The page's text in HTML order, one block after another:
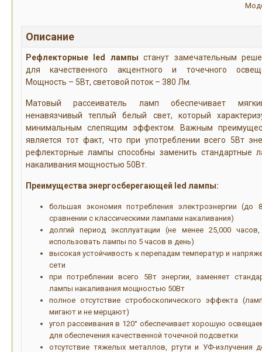
Описание
Рефлекторные led лампы станут замечательным
для качественного акцентного и точечного
Мощность – 5Вт, световой поток – 380 Лм.
Матовый рассеиватель ламп обеспечивает
ненавязчивый теплый белый свет, который
минимальным слепящим эффектом. Важным
является тот факт, что при употреблении всего 5Вт
рефлекторные лампы способны заменить стандартные
накаливания мощностью 50Вт.
Преимущества энергосберегающей led лампы:
большая экономия потребления электроэнергии (до
сравнении с классическими лампами накаливания)
долгий период эксплуатации (не менее 25,000
использовать лампы по 5 часов в день)
высокая устойчивость к перепадам температур и
сети
при потреблении всего 5Вт энергии, заменяет
лампы накаливания мощностью 50Вт
полное отсутствие стробоскопического эффекта
мигают и не мерцают)
угол рассеивания в 120° обеспечивает хорошую
для обеспечения качественной точечной подсветки
отсутствие тяжелых металлов, ртути и УФ-излучения